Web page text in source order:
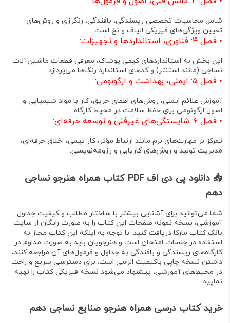
شامل محاسبات تخصصی ریسندگی، بافندگی، رنگرزی و روش‌های
تعیین ویژگی‌های فیزیکی الیاف و نخ است.
• فصل ۴: فناوری، استانداردها و تجهیزات:
این بخش به استانداردهای کیفی پوشاک، معرفی قطعات ماشین‌آلات
نساجی (مانند استنتر) و کدهای استاندارد رنگ‌ها می‌پردازد.
• فصل ۵: ایمنی، بهداشت و ارگونومی:
آموزش علائم ایمنی، روش‌های اطفای حریق، کار با مواد شیمیایی و
اصول ارگونومی برای حفظ سلامت در محیط کارگاه.
• فصل ۶: شایستگی‌های غیرفنی و توسعه حرفه‌ای :
تمرکز بر مهارت‌های نرم مانند ارتباط مؤثر، کار تیمی، اخلاق حرفه‌ای،
مدیریت تولید و روش‌های کاریابی و رزومه‌نویسی.
📥 دانلود پی دی اف PDF کتاب همراه هنرجو نساجی
دهم
شما می‌توانید برای آشنایی بیشتر با ساختار مطالب و کیفیت جداول
آموزشی، نسخه نمونه صفحات این کتاب را به صورت رایگان از سایت
بانک کتاب مارکا دریافت کنید. با توجه به اینکه این کتاب مجاز به
استفاده در جلسات امتحان است و هنرجویان باید به صورت مداوم در
کارگاه‌های ریسندگی و بافندگی به جداول و فرمول‌های آن مراجعه کنند،
داشتن نسخه چاپی باکیفیت الزامی است. برای دسترسی سریع و راحت
در محیط‌های آموزشی، پیشنهاد می‌شود نسخه فیزیکی کتاب را تهیه
نمایید.
خرید کتاب درسی همراه هنرجو صنایع نساجی دهم